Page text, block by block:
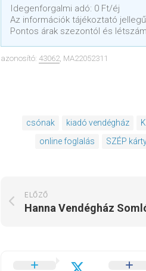
Idegenforgalmi adó: 0 Ft/éj
Az információk tájékoztató
Pontos árak szezontól és
azonosító: 43062, MA22052311
csónak kiadó vendégház
online foglalás
SZÉP
ELŐZŐ